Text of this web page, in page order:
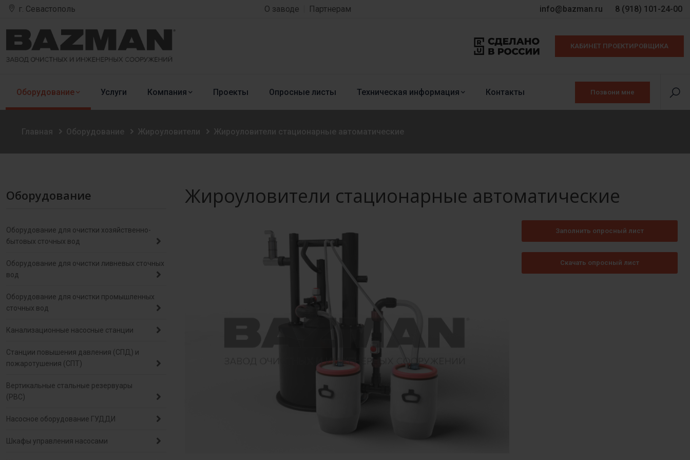
г. Севастополь О заводе Партнерам info@bazman.ru 8 (918) 101-24-00
КАБИНЕТ ПРОЕКТИРОВЩИКА
Оборудование Услуги Компания Проекты Опросные листы Техническая информация Контакты Позвони мне
Главная Оборудование Жироуловители Жироуловители стационарные автоматические
Оборудование
Оборудование для очистки хозяйственно-
бытовых сточных вод
Оборудование для очистки ливневых сточных
вод
Оборудование для очистки промышленных
сточных вод
Канализационные насосные станции
Станции повышения давления (СПД) и
пожаротушения (СПТ)
Вертикальные стальные резервуары
(РВС)
Насосное оборудование ГУДДИ
Шкафы управления насосами
Жироуловители стационарные автоматические
Заполнить опросный лист
Скачать опросный лист